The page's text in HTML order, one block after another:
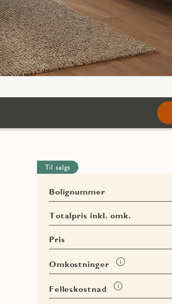
Til salgs
Bolignummer
Totalpris inkl. omk.
Pris
Omkostninger
Les
mer
om
Omkostninger
Felleskostnad
Les
mer
Les
Les Les